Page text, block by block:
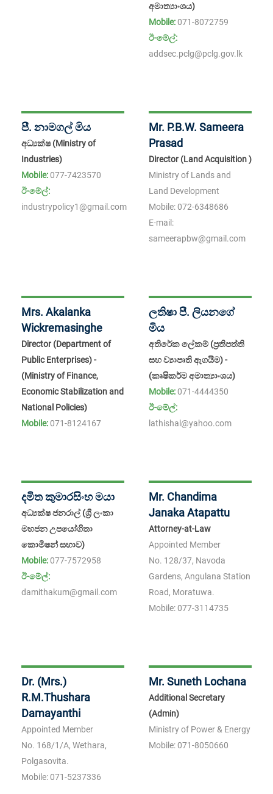
අමාත්‍යාංශය)
Mobile:071-8072759
ඊ-මේල්:
addsec.pclg@pclg.gov.lk
පී. නාමගල් මිය
අධ්‍යක්ෂ (Ministry of
Industries)
Mobile:077-7423570
ඊ-මේල්:
industrypolicy1@gmail.com
Mr. P.B.W. Sameera
Prasad
Director (Land Acquisition )
Ministry of Lands and
Land Development
Mobile:072-6348686
E-mail:
sameerapbw@gmail.com
Mrs. Akalanka
Wickremasinghe
Director (Department of
Public Enterprises) -
(Ministry of Finance,
Economic Stabilization and
National Policies)
Mobile:071-8124167
ලතිෂා පී. ලියනගේ
මිය
අතිරේක ලේකම් (ප්‍රතිපත්ති
සහ ව්‍යාපෘති ඇගයීම) -
(කෘෂිකර්ම අමාත්‍යාංශය)
Mobile:071-4444350
ඊ-මේල්:
lathishal@yahoo.com
දමිත කුමාරසිංහ මයා
අධ්‍යක්ෂ ජනරාල් (ශ්‍රී ලංකා
මහජන උපයෝගිතා
කොමිෂන් සභාව)
Mobile:077-7572958
ඊ-මේල්:
damithakum@gmail.com
Mr. Chandima
Janaka Atapattu
Attorney-at-Law
Appointed Member
No. 128/37, Navoda
Gardens, Angulana Station
Road, Moratuwa.
Mobile:077-3114735
Dr. (Mrs.)
R.M.Thushara
Damayanthi
Appointed Member
No. 168/1/A, Wethara,
Polgasovita.
Mobile:071-5237336
Mr. Suneth Lochana
Additional Secretary
(Admin)
Ministry of Power & Energy
Mobile:071-8050660